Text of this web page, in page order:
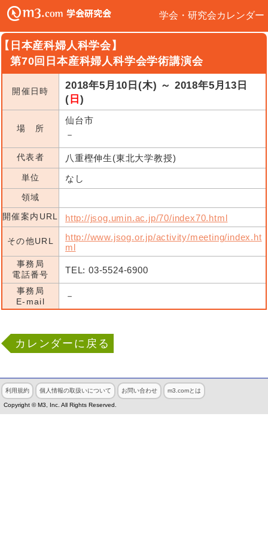
学会・研究会カレンダー
日本産科婦人科学会】
第70回日本産科婦人科学会学術講演会
開催日時
2018年5月10日(木) ～ 2018年5月13日
( 日 )
場 所
仙台市
－
代表者 八重樫伸生(東北大学教授)
単位 なし
領域
開催案内URL
http://jsog.umin.ac.jp/70/index70.html
その他URL
http://www.jsog.or.jp/activity/meeting/index.ht
ml
事務局
電話番号
TEL: 03-5524-6900
事務局
E-mail
－
カレンダーに戻る
利用規約 個人情報の取扱いについて お問い合わせ m3.comとは
Copyright © M3, Inc. All Rights Reserved.